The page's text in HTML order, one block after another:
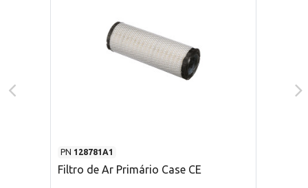
PN 128781A1
Filtro de Ar Primário Case CE